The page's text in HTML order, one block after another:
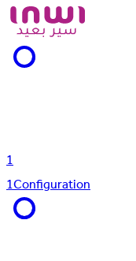
1
1Configuration